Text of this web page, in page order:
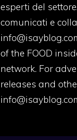
esperti del
comunicati e
of the FOOD
network. For
releases and